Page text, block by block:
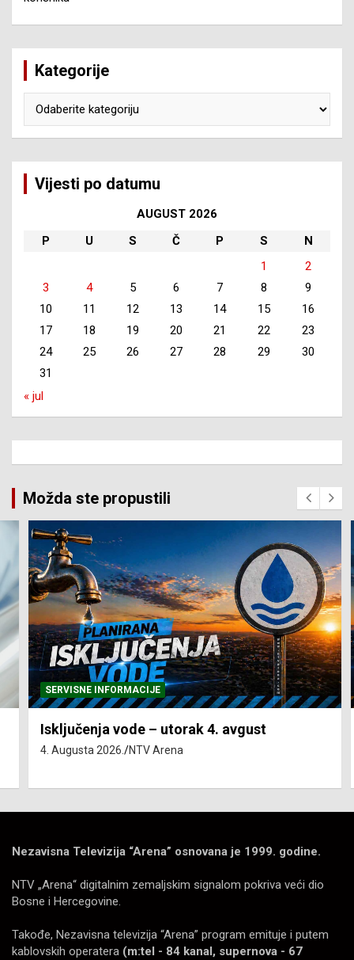
Kategorije
Vijesti po datumu
AUGUST 2026
P
U S Č P S
N
1
2
3
4 5 6 7 8
9
10
11 12 13 14 15
16
17
18 19 20 21 22
23
24
25 26 27 28 29
30
31
« jul
Možda ste propustili
SERVISNE INFORMACIJE
Isključenja vode – utorak 4. avgust
4. Augusta 2026. NTV Arena
Nezavisna Televizija “Arena” osnovana je 1999. godine.
NTV „Arena“ digitalnim zemaljskim signalom pokriva veći dio
Bosne i Hercegovine.
Takođe, Nezavisna televizija “Arena” program emituje i putem
kablovskih operatera (m:tel - 84 kanal, supernova - 67